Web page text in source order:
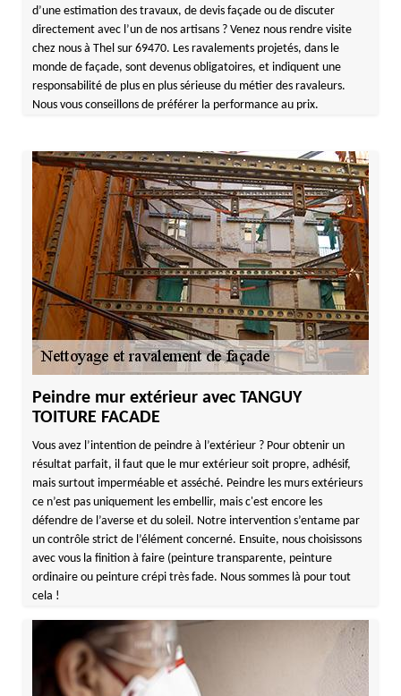
d’une estimation des travaux, de devis façade ou de discuter
directement avec l’un de nos artisans ? Venez nous rendre visite
chez nous à Thel sur 69470. Les ravalements projetés, dans le
monde de façade, sont devenus obligatoires, et indiquent une
responsabilité de plus en plus sérieuse du métier des ravaleurs.
Nous vous conseillons de préférer la performance au prix.
Peindre mur extérieur avec TANGUY
TOITURE FACADE
Vous avez l’intention de peindre à l’extérieur ? Pour obtenir un
résultat parfait, il faut que le mur extérieur soit propre, adhésif,
mais surtout imperméable et asséché. Peindre les murs extérieurs
ce n’est pas uniquement les embellir, mais c'est encore les
défendre de l’averse et du soleil. Notre intervention s’entame par
un contrôle strict de l’élément concerné. Ensuite, nous choisissons
avec vous la finition à faire (peinture transparente, peinture
ordinaire ou peinture crépi très fade. Nous sommes là pour tout
cela !